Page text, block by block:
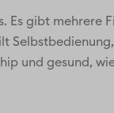
Es gibt mehrere
und gesund,